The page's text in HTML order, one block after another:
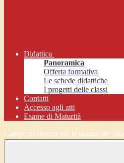
Didattica
Panoramica
Offerta formativa
Le schede didattiche
I progetti delle classi
Contatti
Accesso agli atti
Esame di Maturità
Campo di ricerca per le pagine del sito